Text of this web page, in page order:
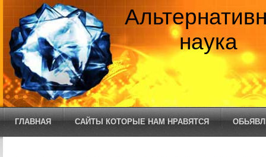
наука
ГЛАВНАЯ САЙТЫ КОТОРЫЕ НАМ НРАВЯТСЯ